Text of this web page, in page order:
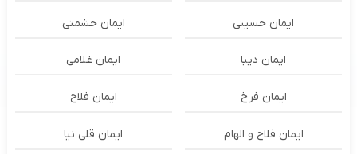
ایمان حسینی ایمان حشمتی
ایمان دیبا ایمان غلامی
ایمان فرخ ایمان فلاح
ایمان فلاح و الهام ایمان قلی نیا